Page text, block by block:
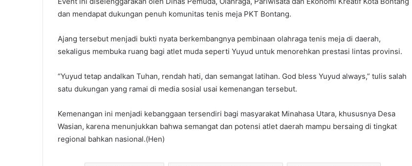
dan mendapat dukungan penuh komunitas tenis meja PKT Bontang.
Ajang tersebut menjadi bukti nyata berkembangnya pembinaan olahraga tenis meja di daerah,
sekaligus membuka ruang bagi atlet muda seperti Yuyud untuk menorehkan prestasi lintas provinsi.
“Yuyud tetap andalkan Tuhan, rendah hati, dan semangat latihan. God bless Yuyud always,” tulis salah
satu dukungan yang ramai di media sosial usai kemenangan tersebut.
Kemenangan ini menjadi kebanggaan tersendiri bagi masyarakat Minahasa Utara, khususnya Desa
Wasian, karena menunjukkan bahwa semangat dan potensi atlet daerah mampu bersaing di tingkat
regional bahkan nasional.(Hen)